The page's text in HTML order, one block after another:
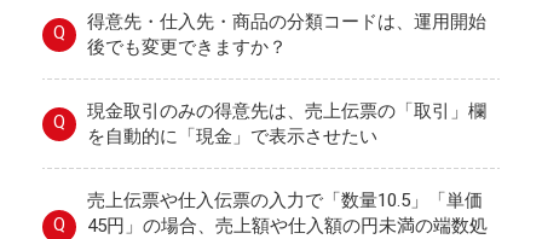
Q
得意先・仕入先・商品の分類コードは、運用開始
後でも変更できますか？
Q
現金取引のみの得意先は、売上伝票の「取引」欄
を自動的に「現金」で表示させたい
Q
売上伝票や仕入伝票の入力で「数量10.5」「単価
45円」の場合、売上額や仕入額の円未満の端数処